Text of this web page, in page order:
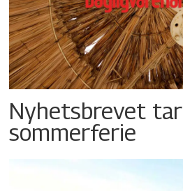
Nyhetsbrevet tar
sommerferie